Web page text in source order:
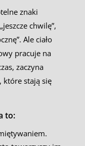
znaki
chwilę”,
Ale ciało
pracuje na
zaczyna
które stają się
to: